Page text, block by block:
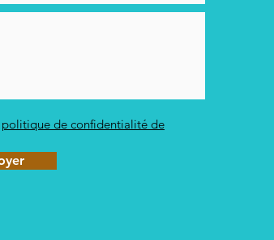
politique de confidentialité de